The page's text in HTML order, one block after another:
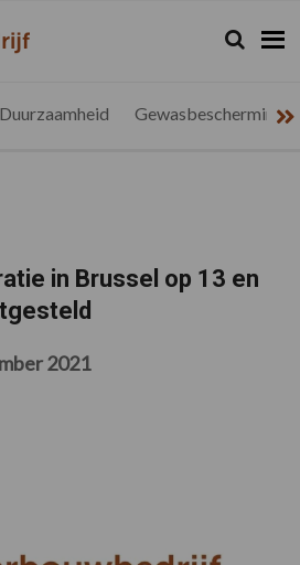
Zoeken...
Zoek
Duurzaamheid Gewasbescherming
in Brussel op 13 en
2021